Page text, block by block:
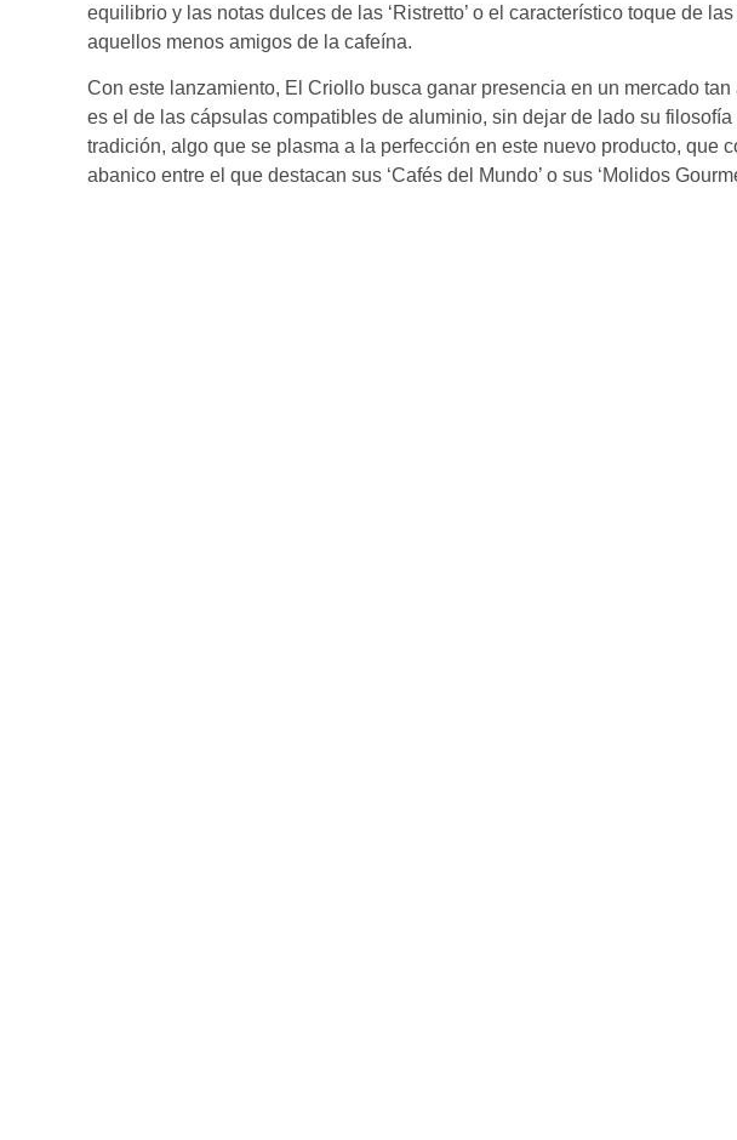
equilibrio y las notas dulces de las ‘Ristretto’ o el característico toque de las
aquellos menos amigos de la cafeína.
Con este lanzamiento, El Criollo busca ganar presencia en un mercado
es el de las cápsulas compatibles de aluminio, sin dejar de lado su
tradición, algo que se plasma a la perfección en este nuevo producto, que
abanico entre el que destacan sus ‘Cafés del Mundo’ o sus ‘Molidos